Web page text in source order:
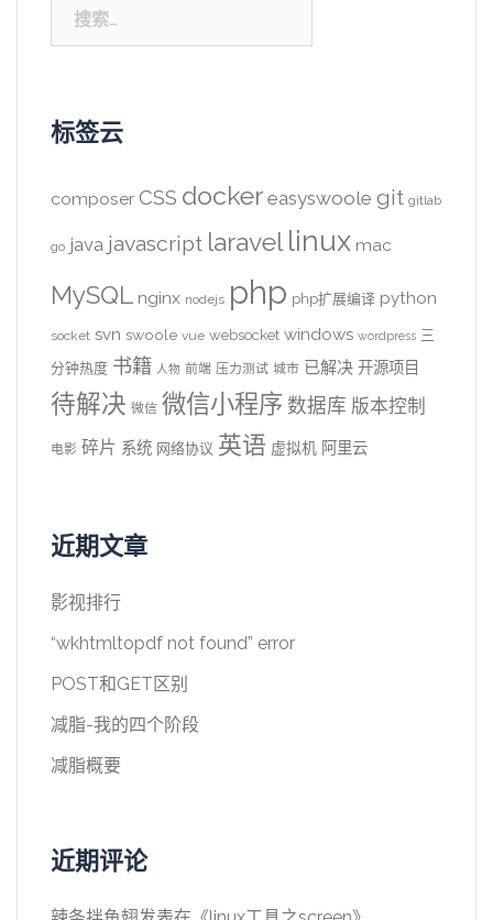
索：
标签云
composer CSS docker easyswoole git gitlab
go java javascript laravel linux mac
MySQL nginx nodejs php php扩展编译 python
socket svn swoole vue websocket windows wordpress 三
分钟热度 书籍 人物 前端 压力测试 城市 已解决 开源项目
待解决 微信 微信小程序 数据库 版本控制
电影 碎片 系统 网络协议 英语 虚拟机 阿里云
近期文章
影视排行
“wkhtmltopdf not found” error
POST和GET区别
减脂-我的四个阶段
减脂概要
近期评论